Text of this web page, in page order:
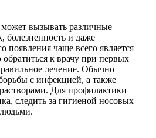
вызывать различные
болезненность и даже
чаще всего является
к врачу при первых
лечение. Обычно
с инфекцией, а также
Для профилактики
следить за гигиеной носовых